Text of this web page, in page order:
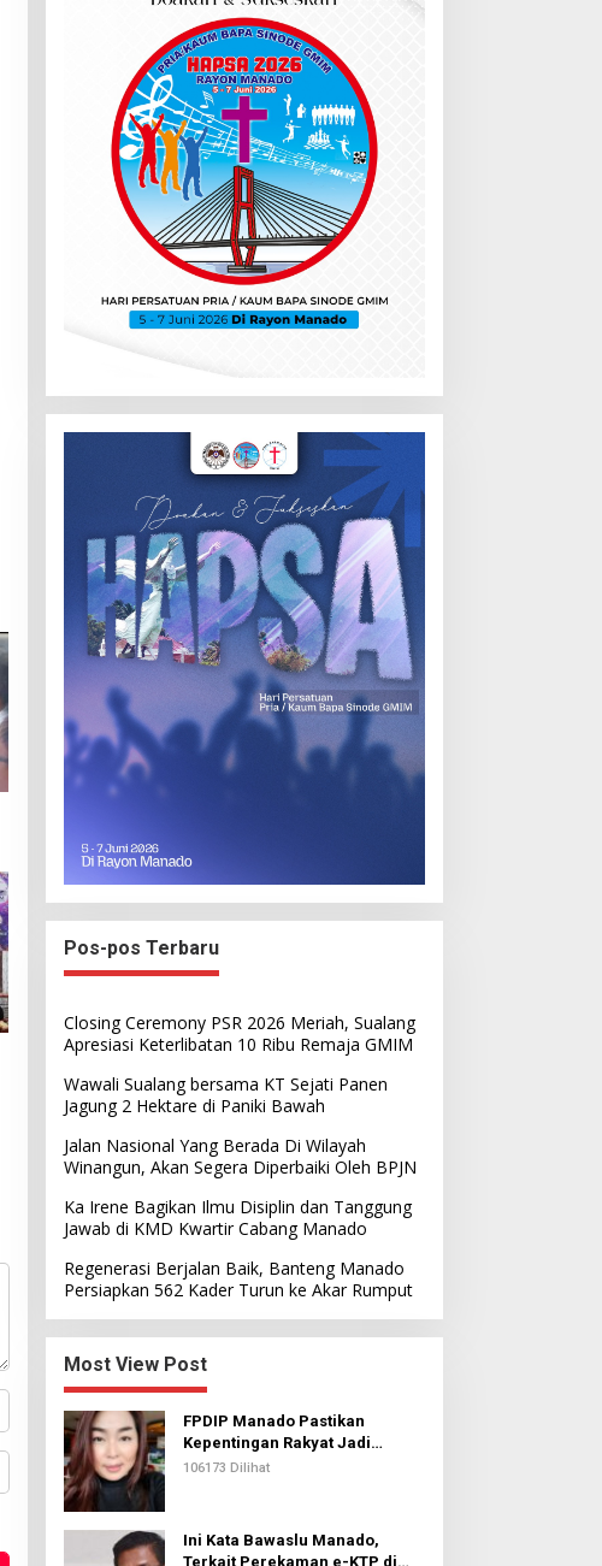
Pos-pos Terbaru
Closing Ceremony PSR 2026 Meriah, Sualang
Apresiasi Keterlibatan 10 Ribu Remaja GMIM
Wawali Sualang bersama KT Sejati Panen
Jagung 2 Hektare di Paniki Bawah
Jalan Nasional Yang Berada Di Wilayah
Winangun, Akan Segera Diperbaiki Oleh BPJN
Ka Irene Bagikan Ilmu Disiplin dan Tanggung
Jawab di KMD Kwartir Cabang Manado
Regenerasi Berjalan Baik, Banteng Manado
Persiapkan 562 Kader Turun ke Akar Rumput
Most View Post
FPDIP Manado Pastikan
Kepentingan Rakyat Jadi
Prioritas Dalam Perjuangan
106173 Dilihat
Ini Kata Bawaslu Manado,
Terkait Perekaman e-KTP di